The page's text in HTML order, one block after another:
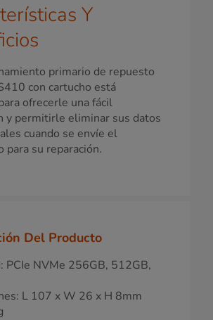
Y
primario de repuesto
con cartucho está
ofrecerle una fácil
y permitirle eliminar sus datos
cuando se envíe el
para su reparación.
Del Producto
PCIe NVMe 256GB, 512GB,
L 107 x W 26 x H 8mm